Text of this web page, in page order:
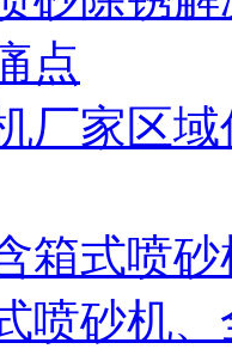
点
厂家区
箱式喷
喷砂机